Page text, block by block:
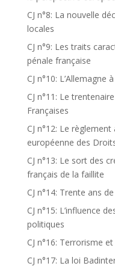
CJ n°8: La nouvelle
locales
CJ n°9: Les traits
pénale française
CJ n°10:
CJ n°11: Le
Françaises
CJ n°12: Le
européenne des
CJ n°13: Le sort des
français de la faillite
CJ n°14: Trente ans
CJ n°15: L’influence
politiques
CJ n°16: Terrorisme
CJ n°17: La loi